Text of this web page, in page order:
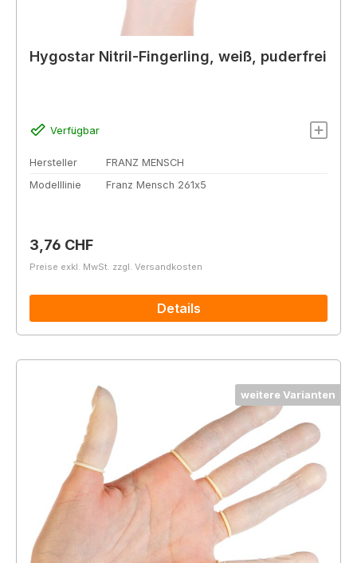
Hygostar Nitril-Fingerling, weiß, puderfrei
Verfügbar
Hersteller
FRANZ MENSCH
Modelllinie
Franz Mensch 261x5
Regulärer Preis:
3,76 CHF
Preise exkl. MwSt. zzgl. Versandkosten
Details
weitere Varianten